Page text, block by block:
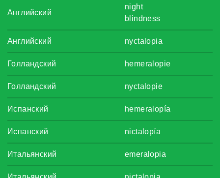
Английский
night
blindness
Английский nyctalopia
Голландский hemeralopie
Голландский nyctalopie
Испанский hemeralopía
Испанский nictalopía
Итальянский emeralopia